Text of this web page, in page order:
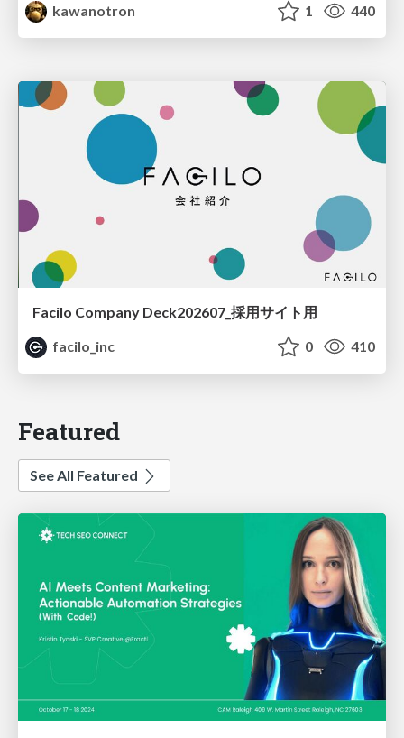
kawanotron
1 440
Facilo Company Deck202607_採用サイト用
facilo_inc
0 410
Featured
See All Featured